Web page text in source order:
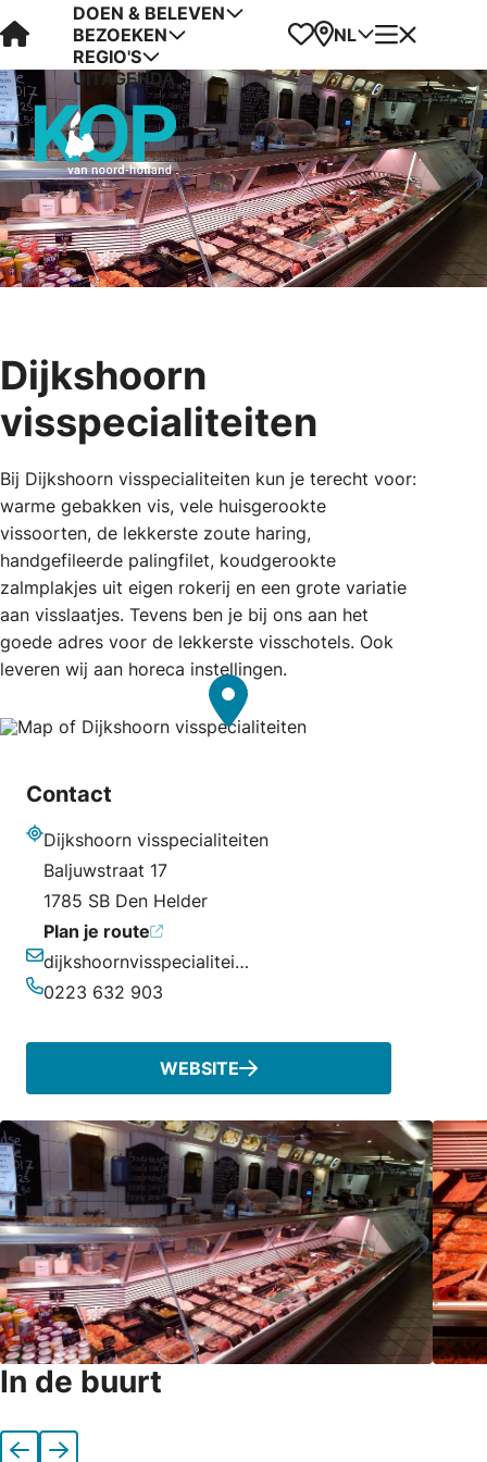
Visit Kop van Holland
DOEN & BELEVEN
BEZOEKEN
REGIO'S
UITAGENDA
Favorieten
Kaart
NL Menu
Dijkshoorn
visspecialiteiten
Bij Dijkshoorn visspecialiteiten kun je terecht voor:
warme gebakken vis, vele huisgerookte
vissoorten, de lekkerste zoute haring,
handgefileerde palingfilet, koudgerookte
zalmplakjes uit eigen rokerij en een grote variatie
aan visslaatjes. Tevens ben je bij ons aan het
goede adres voor de lekkerste visschotels. Ook
leveren wij aan horeca instellingen.
Contact
Adres
Dijkshoorn visspecialiteiten
Baljuwstraat 17
1785 SB Den Helder
Plan je route
E-mailadres
dijkshoornvisspecialiteiten@hetnet.nl
0223 632 903
WEBSITE
In de buurt
VorigeVolgende